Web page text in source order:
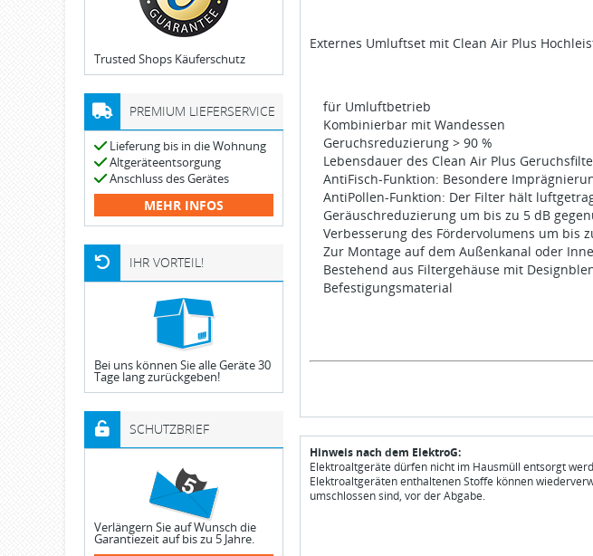
Externes Umluftset mit Clean Air Plus
für Umluftbetrieb
Kombinierbar mit Wandessen
Geruchsreduzierung > 90 %
Lebensdauer des Clean Air Plus
AntiFisch-Funktion: Besondere
AntiPollen-Funktion: Der Filter hält
Geräuschreduzierung um bis zu 5 dB
Verbesserung des Fördervolumens um bis
Zur Montage auf dem Außenkanal oder
Bestehend aus Filtergehäuse mit
Befestigungsmaterial
Hinweis nach dem ElektroG:
Elektroaltgeräte dürfen nicht im Hausmüll entsorgt
Elektroaltgeräten enthaltenen Stoffe können
umschlossen sind, vor der Abgabe.
Trusted Shops Käuferschutz
PREMIUM LIEFERSERVICE
Lieferung bis in die Wohnung
Altgeräteentsorgung
Anschluss des Gerätes
MEHR INFOS
IHR VORTEIL!
Bei uns können Sie alle Geräte 30
Tage lang zurückgeben!
SCHUTZBRIEF
Verlängern Sie auf Wunsch die
Garantiezeit auf bis zu 5 Jahre.